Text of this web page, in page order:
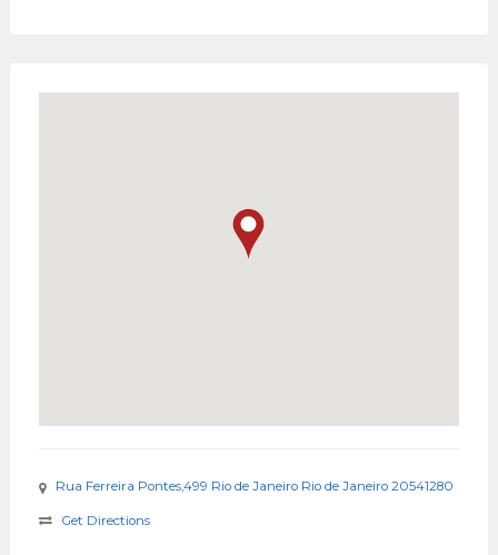
Rua Ferreira Pontes,499 Rio de Janeiro Rio de Janeiro 20541280
Get Directions